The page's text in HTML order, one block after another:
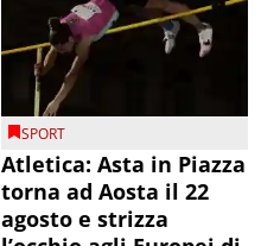
SPORT
Atletica: Asta in Piazza
torna ad Aosta il 22
agosto e strizza